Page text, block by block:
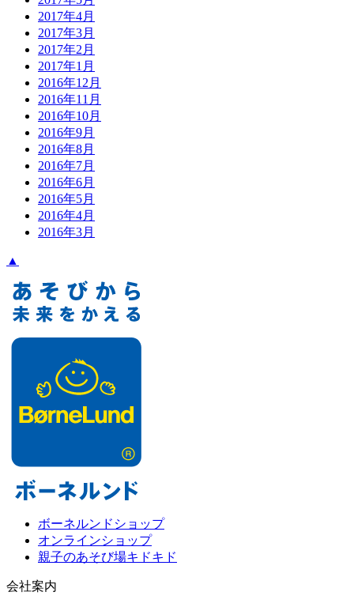
2017年4月
2017年3月
2017年2月
2017年1月
2016年12月
2016年11月
2016年10月
2016年9月
2016年8月
2016年7月
2016年6月
2016年5月
2016年4月
2016年3月
▲
ボーネルンドショップ
オンラインショップ
親子のあそび場キドキド
会社案内